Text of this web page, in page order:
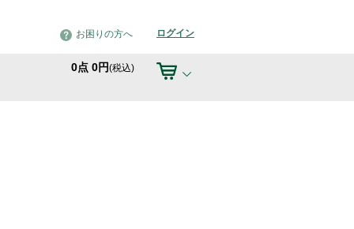
お困りの方へ ログイン
0点 0円(税込)